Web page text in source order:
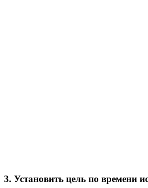
3. Установить цель по времени